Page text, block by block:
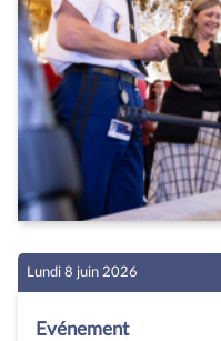
Lundi 8 juin 2026
Evénement